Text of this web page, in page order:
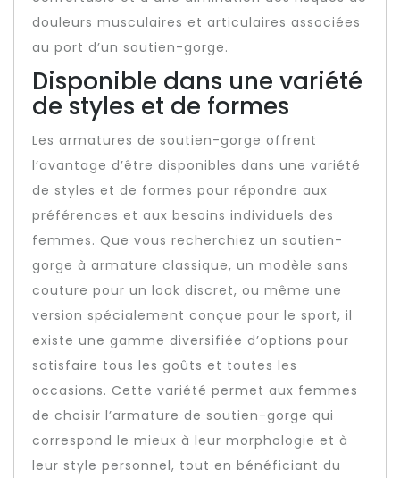
douleurs musculaires et articulaires associées
au port d’un soutien-gorge.
Disponible dans une variété
de styles et de formes
Les armatures de soutien-gorge offrent
l’avantage d’être disponibles dans une variété
de styles et de formes pour répondre aux
préférences et aux besoins individuels des
femmes. Que vous recherchiez un soutien-
gorge à armature classique, un modèle sans
couture pour un look discret, ou même une
version spécialement conçue pour le sport, il
existe une gamme diversifiée d’options pour
satisfaire tous les goûts et toutes les
occasions. Cette variété permet aux femmes
de choisir l’armature de soutien-gorge qui
correspond le mieux à leur morphologie et à
leur style personnel, tout en bénéficiant du